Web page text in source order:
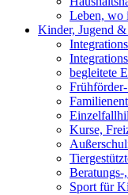
Leben, wo
Kinder, Jugend
begleitete
Kurse,
Beratungs-
Sport für